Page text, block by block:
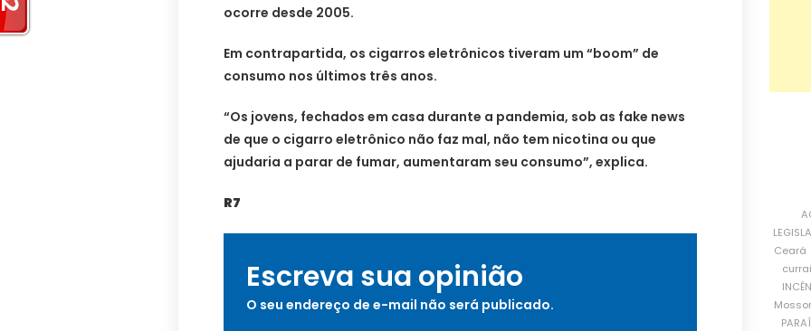
ocorre desde 2005.
Em contrapartida, os cigarros eletrônicos tiveram um “boom” de
consumo nos últimos três anos.
“Os jovens, fechados em casa durante a pandemia, sob as fake news
de que o cigarro eletrônico não faz mal, não tem nicotina ou que
ajudaria a parar de fumar, aumentaram seu consumo”, explica.
R7
Escreva sua opinião
O seu endereço de e-mail não será publicado.
Ceará